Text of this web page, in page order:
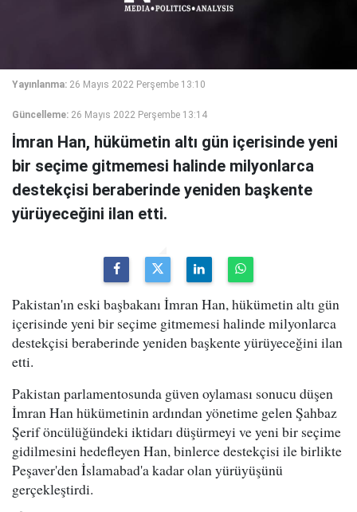
Yayınlanma: 26 Mayıs 2022 Perşembe 13:10
Güncelleme: 26 Mayıs 2022 Perşembe 13:14
İmran Han, hükümetin altı gün içerisinde yeni
bir seçime gitmemesi halinde milyonlarca
destekçisi beraberinde yeniden başkente
yürüyeceğini ilan etti.
Pakistan'ın eski başbakanı İmran Han, hükümetin altı gün
içerisinde yeni bir seçime gitmemesi halinde milyonlarca
destekçisi beraberinde yeniden başkente yürüyeceğini ilan
etti.
Pakistan parlamentosunda güven oylaması sonucu düşen
İmran Han hükümetinin ardından yönetime gelen Şahbaz
Şerif öncülüğündeki iktidarı düşürmeyi ve yeni bir seçime
gidilmesini hedefleyen Han, binlerce destekçisi ile birlikte
Peşaver'den İslamabad'a kadar olan yürüyüşünü
gerçekleştirdi.